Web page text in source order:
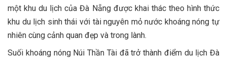
một khu du lịch của Đà Nẵng được khai thác theo hình thức
khu du lịch sinh thái với tài nguyên mỏ nước khoáng nóng tự
nhiên cùng cảnh quan đẹp và trong lành.
Suối khoáng nóng Núi Thần Tài đã trở thành điểm du lịch Đà